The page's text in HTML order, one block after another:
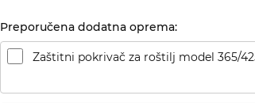
Preporučena dodatna oprema:
Zaštitni pokrivač za roštilj model 365/